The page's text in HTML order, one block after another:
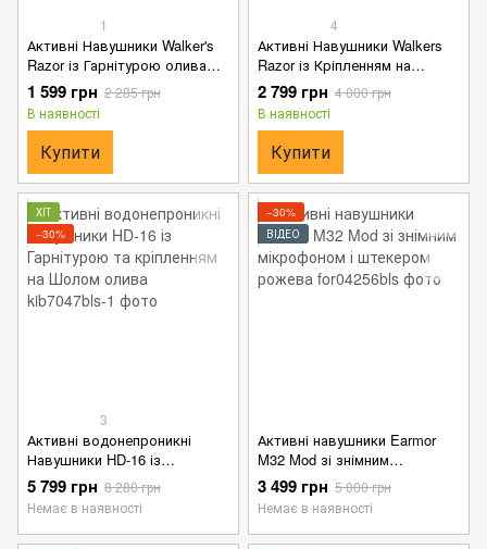
1
Активні Навушники Walker's
Razor із Гарнітурою олива
15х10см
1 599 грн 2 285 грн
В наявності
Купити
4
Активні Навушники Walkers
Razor із Кріпленням на
Шолом олива
2 799 грн 4 000 грн
В наявності
Купити
ХІТ
−30%
3
Активні водонепроникні
Навушники HD-16 із
Гарнітурою та кріпленням на
Шолом олива
5 799 грн 8 280 грн
Немає в наявності
−30%
ВІДЕО
Активні навушники Earmor
M32 Mod зі знімним
мікрофоном і штекером
рожева
3 499 грн 5 000 грн
Немає в наявності